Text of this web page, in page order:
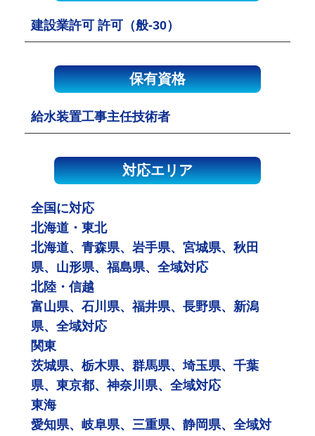
建設業許可 許可（般-30）
保有資格
給水装置工事主任技術者
対応エリア
全国に対応
北海道・東北
北海道、青森県、岩手県、宮城県、秋田
県、山形県、福島県、全域対応
北陸・信越
富山県、石川県、福井県、長野県、新潟
県、全域対応
関東
茨城県、栃木県、群馬県、埼玉県、千葉
県、東京都、神奈川県、全域対応
東海
愛知県、岐阜県、三重県、静岡県、全域対